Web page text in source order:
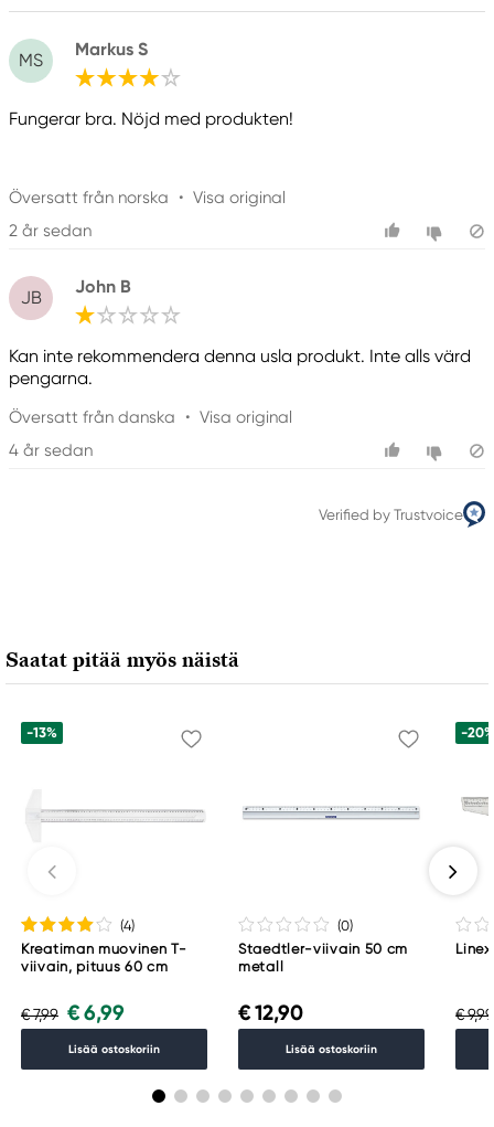
Valmistaja
M+R Möbius Ruppert
0
MS
Markus S
Fungerar bra. Nöjd med produkten!
Översatt från norska • Visa original
2 år sedan
JB
John B
Kan inte rekommendera denna usla produkt. Inte alls värd
pengarna.
Översatt från danska • Visa original
4 år sedan
Verified by Trustvoice
Saatat pitää myös näistä
-13%
(4)
Kreatiman muovinen T-
viivain, pituus 60 cm
€ 7,99 € 6,99
Lisää ostoskoriin
(0)
Staedtler-viivain 50 cm
metall
€ 12,90
Lisää ostoskoriin
-
€ 9,99